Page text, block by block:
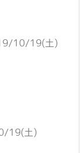
10/19(土)
19(土)